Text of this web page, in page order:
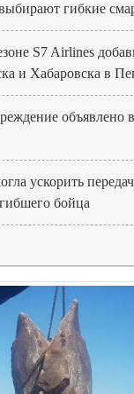
гибкие
S7 Airlines
и Хабаровска в
объявлено
ускорить
бойца